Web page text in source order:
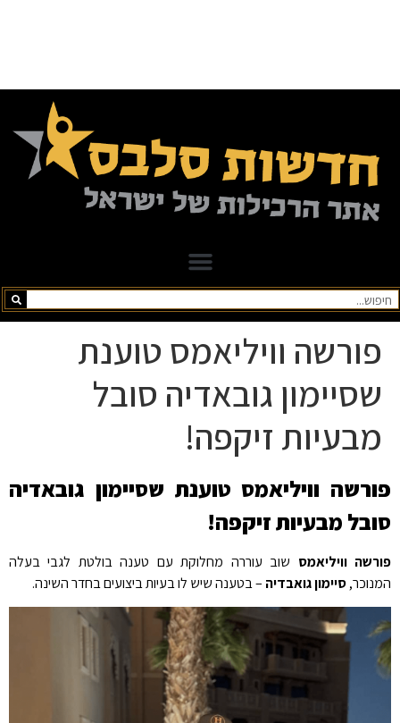
פורשה וויליאמס טוענת
שסיימון גובאדיה סובל
מבעיות זיקפה!
פורשה וויליאמס טוענת שסיימון גובאדיה
סובל מבעיות זיקפה!
פורשה וויליאמס שוב עוררה מחלוקת עם טענה בולטת לגבי בעלה
המנוכר,סיימון גואבדיה – בטענה שיש לו בעיות ביצועים בחדר השינה.